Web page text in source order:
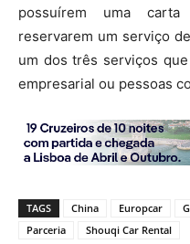
possuírem uma
reservarem um serviço
um dos três serviços
empresarial ou pessoas
TAGS China Europcar
Parceria
Shouqi Car Rental